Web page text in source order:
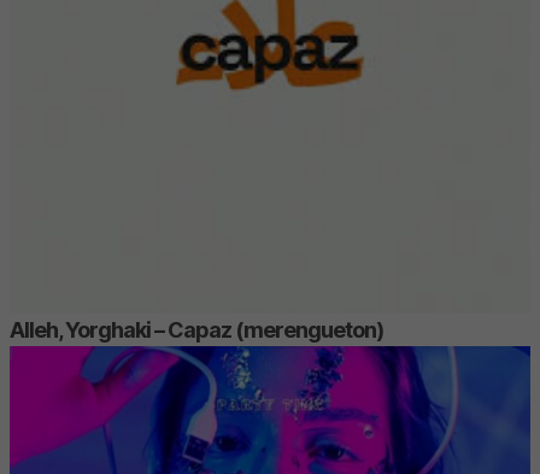
Alleh, Yorghaki – Capaz (merengueton)